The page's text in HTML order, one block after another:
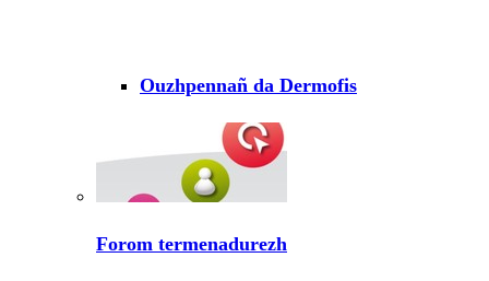
Ouzhpennañ da Dermofis
Forom termenadurezh